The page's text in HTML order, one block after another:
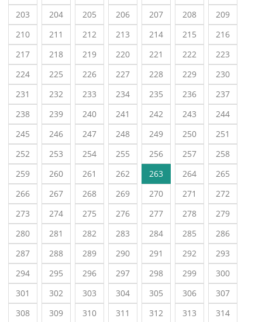
203
204 205 206 207 208
209
210
211 212 213 214 215
216
217
218 219 220 221 222
223
224
225 226 227 228 229
230
231
232 233 234 235 236
237
238
239 240 241 242 243
244
245
246 247 248 249 250
251
252
253 254 255 256 257
258
259
260 261 262 263 264
265
266
267 268 269 270 271
272
273
274 275 276 277 278
279
280
281 282 283 284 285
286
287
288 289 290 291 292
293
294
295 296 297 298 299
300
301
302 303 304 305 306
307
308
309 310 311 312 313
314